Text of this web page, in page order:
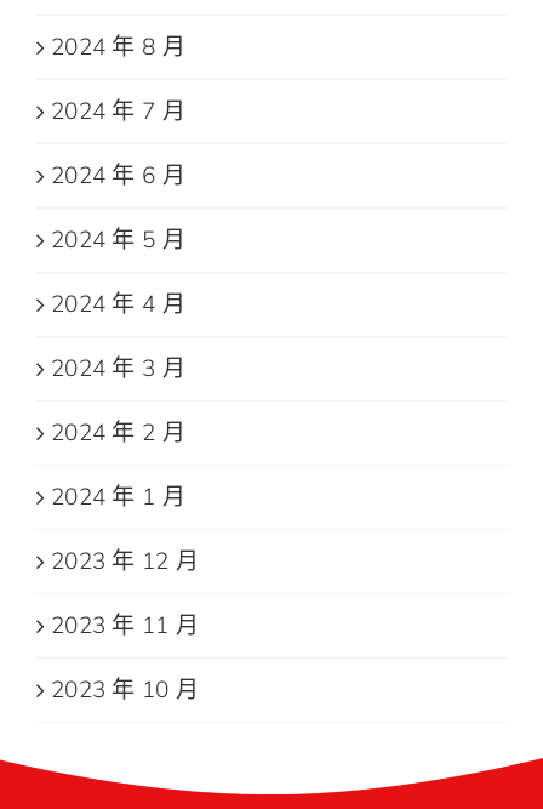
2024 年 8 月
2024 年 7 月
2024 年 6 月
2024 年 5 月
2024 年 4 月
2024 年 3 月
2024 年 2 月
2024 年 1 月
2023 年 12 月
2023 年 11 月
2023 年 10 月